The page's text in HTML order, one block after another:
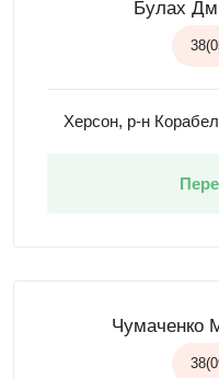
Булах
Херсон, р-н
Чумаченко